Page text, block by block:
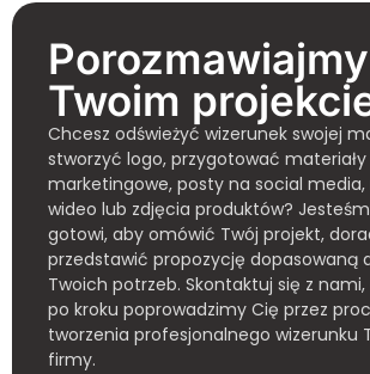
Twoim
Chcesz odświeżyć wizerunek swojej
stworzyć logo, przygotować materiały
marketingowe, posty na social media,
wideo lub zdjęcia produktów?
gotowi, aby omówić Twój projekt,
przedstawić propozycję dopasowaną
Twoich potrzeb. Skontaktuj się z nami,
po kroku poprowadzimy Cię przez
tworzenia profesjonalnego wizerunku
firmy.